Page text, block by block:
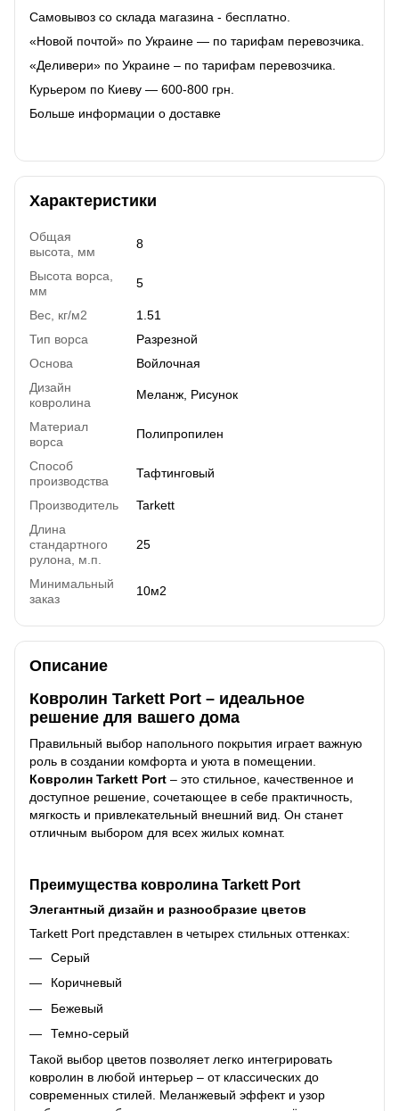
Самовывоз со склада магазина - бесплатно.
«Новой почтой» по Украине — по тарифам перевозчика.
«Деливери» по Украине – по тарифам перевозчика.
Курьером по Киеву — 600-800 грн.
Больше информации о доставке
Характеристики
Общая
высота, мм
8
Высота ворса,
мм
5
Вес, кг/м2
1.51
Тип ворса
Разрезной
Основа
Войлочная
Дизайн
ковролина
Меланж, Рисунок
Материал
ворса
Полипропилен
Способ
производства
Тафтинговый
Производитель
Tarkett
Длина
стандартного
рулона, м.п.
25
Минимальный
заказ
10м2
Описание
Ковролин Tarkett Port – идеальное
решение для вашего дома
Правильный выбор напольного покрытия играет важную
роль в создании комфорта и уюта в помещении.
Ковролин Tarkett Port – это стильное, качественное и
доступное решение, сочетающее в себе практичность,
мягкость и привлекательный внешний вид. Он станет
отличным выбором для всех жилых комнат.
Преимущества ковролина Tarkett Port
Элегантный дизайн и разнообразие цветов
Tarkett Port представлен в четырех стильных оттенках:
Серый
Коричневый
Бежевый
Темно-серый
Такой выбор цветов позволяет легко интегрировать
ковролин в любой интерьер – от классических до
современных стилей. Меланжевый эффект и узор